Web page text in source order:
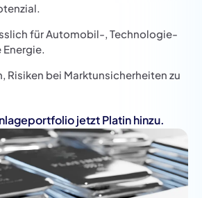
für Automobil-, Technologie-
Risiken bei Marktunsicherheiten zu
jetzt Platin hinzu.